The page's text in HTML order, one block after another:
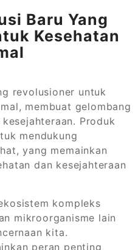
Baru Yang
Kesehatan
revolusioner untuk
membuat gelombang
Produk
mendukung
yang memainkan
dan kesejahteraan
kompleks
mikroorganisme lain
kita.
peran penting